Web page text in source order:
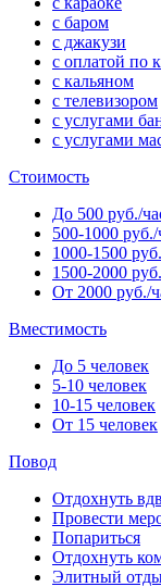
с баром
с джакузи
с оплатой по
с кальяном
с телевизором
с услугами
с услугами
Стоимость
До 500 руб./
500-1000 руб./
1000-1500
1500-2000
От 2000 руб./
Вместимость
До 5 человек
5-10 человек
10-15 человек
От 15 человек
Повод
Отдохнуть
Провести
Попариться
Отдохнуть
Элитный